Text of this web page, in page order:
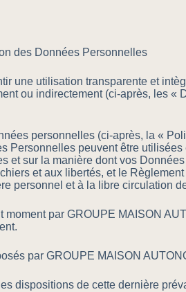
des Données Personnelles
une utilisation transparente et
ou indirectement (ci-après, les
personnelles (ci-après, la «
Personnelles peuvent être
et sur la manière dont vos
et aux libertés, et le
personnel et à la libre circulation
par GROUPE MAISON
par GROUPE MAISON
dispositions de cette dernière